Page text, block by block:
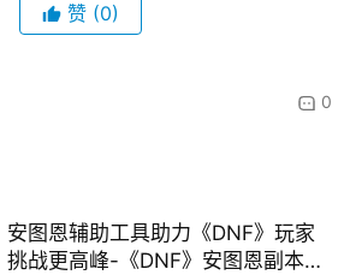
赞 (0)
0
安图恩辅助工具助力《DNF》玩家
挑战更高峰-《DNF》安图恩副本完